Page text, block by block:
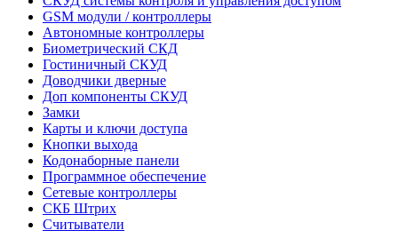
GSM модули / контроллеры
Автономные контроллеры
Биометрический СКД
Гостиничный СКУД
Доводчики дверные
Доп компоненты СКУД
Замки
Карты и ключи доступа
Кнопки выхода
Кодонаборные панели
Программное обеспечение
Сетевые контроллеры
СКБ Штрих
Считыватели